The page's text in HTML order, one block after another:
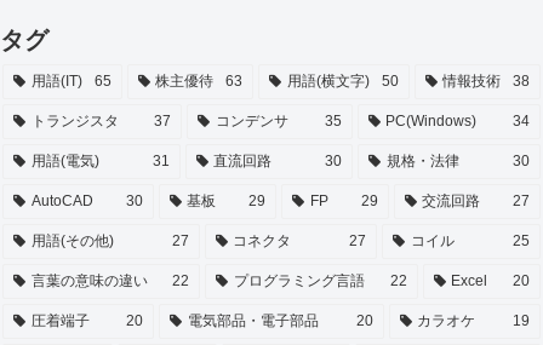
タグ
用語(IT) 65 株主優待 63 用語(横文字) 50 情報技術 38
トランジスタ 37 コンデンサ 35 PC(Windows) 34
用語(電気) 31 直流回路 30 規格・法律 30
AutoCAD 30 基板 29 FP 29 交流回路 27
用語(その他) 27 コネクタ 27 コイル 25
言葉の意味の違い 22 プログラミング言語 22 Excel 20
圧着端子 20 電気部品・電子部品 20 カラオケ 19